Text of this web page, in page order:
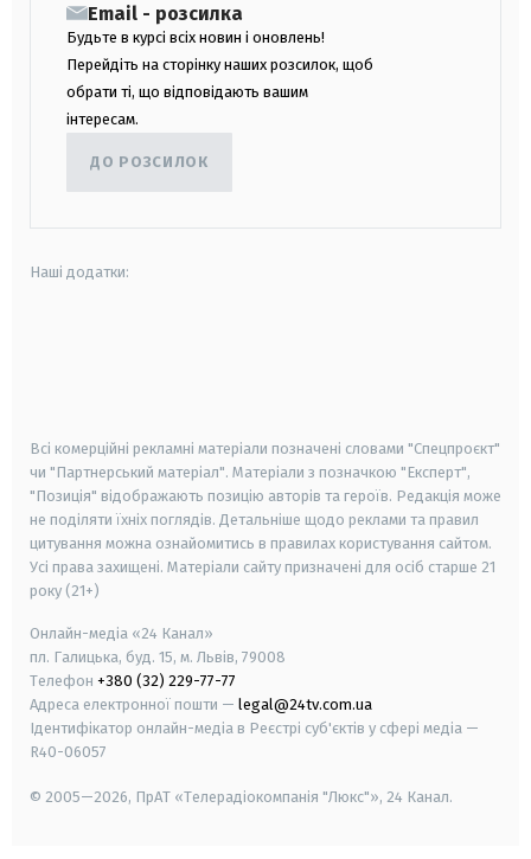
Email - розсилка
Будьте в курсі всіх новин і оновлень!
Перейдіть на сторінку наших розсилок, щоб
обрати ті, що відповідають вашим
інтересам.
ДО РОЗСИЛОК
Наші додатки:
Всі комерційні рекламні матеріали позначені словами "Спецпроєкт"
чи "Партнерський матеріал". Матеріали з позначкою "Експерт",
"Позиція" відображають позицію авторів та героїв. Редакція може
не поділяти їхніх поглядів. Детальніше щодо реклами та правил
цитування можна ознайомитись в правилах користування сайтом.
Усі права захищені. Матеріали сайту призначені для осіб старше 21
року (21+)
Онлайн-медіа «24 Канал»
пл. Галицька, буд. 15, м. Львів, 79008
Телефон +380 (32) 229-77-77
Адреса електронної пошти — legal@24tv.com.ua
Ідентифікатор онлайн-медіа в Реєстрі суб'єктів у сфері медіа —
R40-06057
© 2005—2026, ПрАТ «Телерадіокомпанія "Люкс"», 24 Канал.